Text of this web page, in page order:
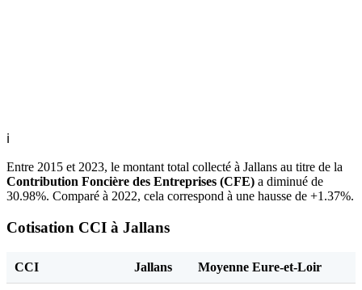
ℹ
Entre 2015 et 2023, le montant total collecté à Jallans au titre de la
Contribution Foncière des Entreprises (CFE) a diminué de
30.98%. Comparé à 2022, cela correspond à une hausse de +1.37%.
Cotisation CCI à Jallans
CCI Jallans Moyenne Eure-et-Loir